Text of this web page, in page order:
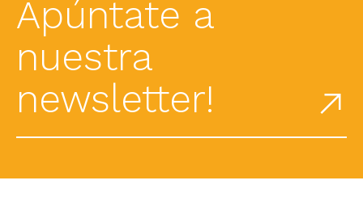
Apúntate a
nuestra
newsletter!